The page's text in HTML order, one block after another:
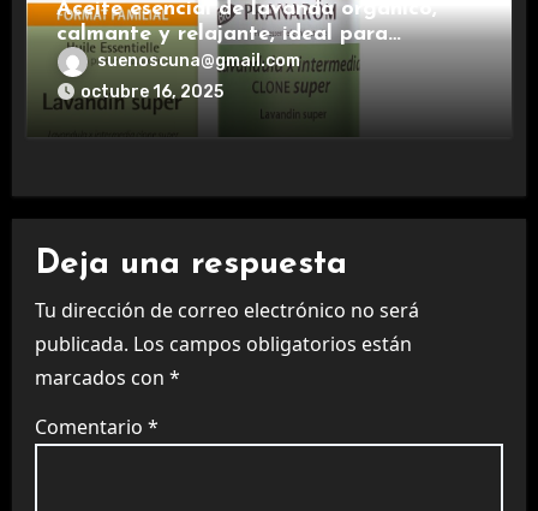
Aceite esencial de lavanda orgánico,
calmante y relajante, ideal para
aromaterapia.
suenoscuna@gmail.com
octubre 16, 2025
Deja una respuesta
Tu dirección de correo electrónico no será
publicada. Los campos obligatorios están
marcados con *
Comentario *